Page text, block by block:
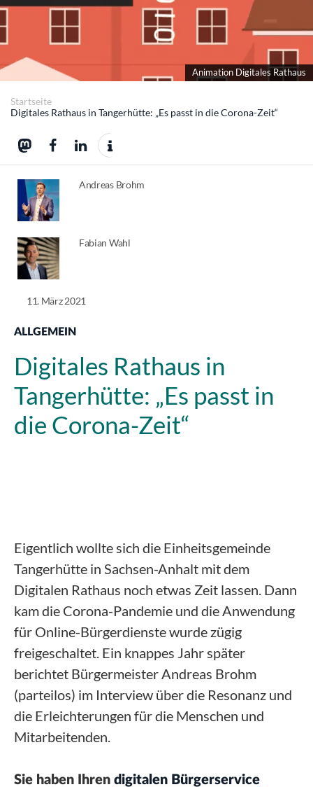
Animation Digitales Rathaus
Startseite
Digitales Rathaus in Tangerhütte: „Es passt in die Corona-Zeit“
Andreas Brohm
Fabian Wahl
11. März 2021
ALLGEMEIN
Digitales Rathaus in
Tangerhütte: „Es passt in
die Corona-Zeit“
Eigentlich wollte sich die Einheitsgemeinde
Tangerhütte in Sachsen-Anhalt mit dem
Digitalen Rathaus noch etwas Zeit lassen. Dann
kam die Corona-Pandemie und die Anwendung
für Online-Bürgerdienste wurde zügig
freigeschaltet. Ein knappes Jahr später
berichtet Bürgermeister Andreas Brohm
(parteilos) im Interview über die Resonanz und
die Erleichterungen für die Menschen und
Mitarbeitenden.
Sie haben Ihren digitalen Bürgerservice